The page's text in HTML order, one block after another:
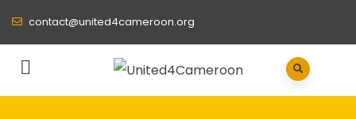
contact@united4cameroon.org